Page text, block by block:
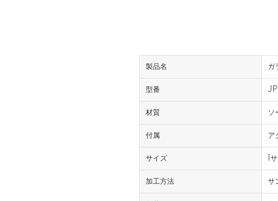
製品名 ガ
型番
材質 ソ
付属 ア
サイズ 1
加工方法 サ